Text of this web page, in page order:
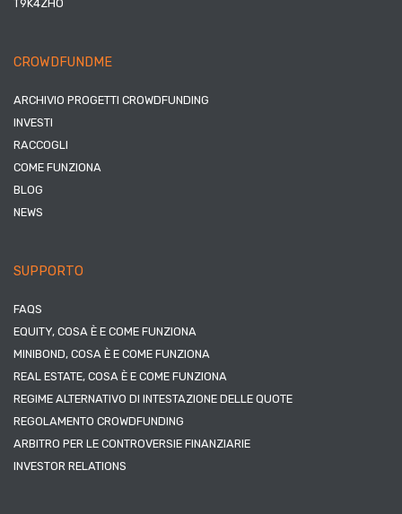
T9K4ZHO
CROWDFUNDME
ARCHIVIO PROGETTI CROWDFUNDING
INVESTI
RACCOGLI
COME FUNZIONA
BLOG
NEWS
SUPPORTO
FAQS
EQUITY, COSA È E COME FUNZIONA
MINIBOND, COSA È E COME FUNZIONA
REAL ESTATE, COSA È E COME FUNZIONA
REGIME ALTERNATIVO DI INTESTAZIONE DELLE QUOTE
REGOLAMENTO CROWDFUNDING
ARBITRO PER LE CONTROVERSIE FINANZIARIE
INVESTOR RELATIONS